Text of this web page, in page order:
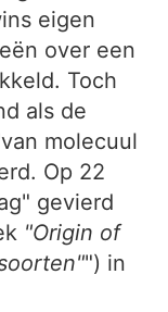
eigen
over een
Toch
als de
molecuul
Op 22
gevierd
"Origin of
") in